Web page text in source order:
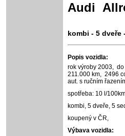
Audi
kombi - 5 dveře
Popis vozidla:
rok výroby 2003, do
211.000 km, 2496
aut. s ručním
spotřeba: 10 l/
kombi, 5 dveře, 5
koupený v ČR,
Výbava vozidla: